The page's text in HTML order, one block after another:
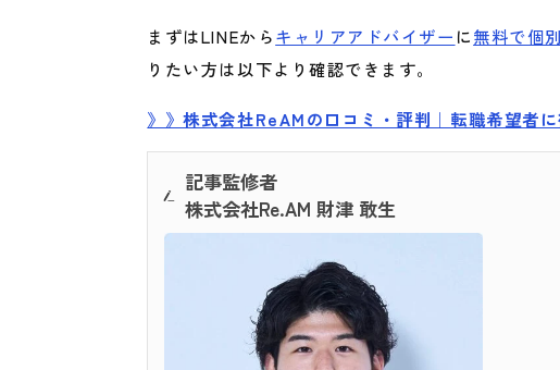
まずはLINEからキャリアアドバイザー に無料で個
りたい方は以下より確認できます。
》》株式会社ReAMの口コミ・評判｜転職希望者
記事監修者
株式会社Re.AM 財津 敢生